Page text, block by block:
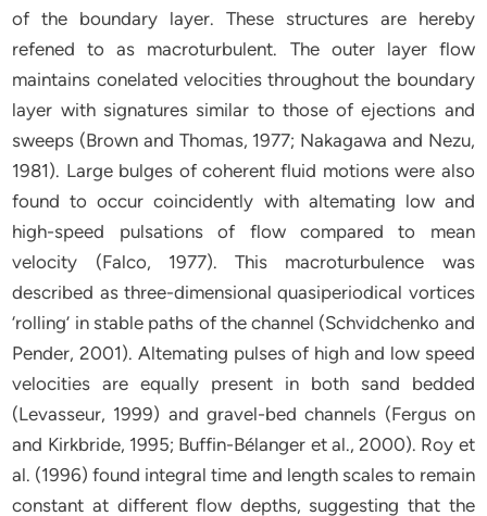
of the boundary layer. These structures are hereby
refened to as macroturbulent. The outer layer flow
maintains conelated velocities throughout the boundary
layer with signatures similar to those of ejections and
sweeps (Brown and Thomas, 1977; Nakagawa and Nezu,
1981). Large bulges of coherent fluid motions were also
found to occur coincidently with altemating low and
high-speed pulsations of flow compared to mean
velocity (Falco, 1977). This macroturbulence was
described as three-dimensional quasiperiodical vortices
‘rolling’ in stable paths of the channel (Schvidchenko and
Pender, 2001). Altemating pulses of high and low speed
velocities are equally present in both sand bedded
(Levasseur, 1999) and gravel-bed channels (Fergus on
and Kirkbride, 1995; Buffin-Bélanger et al., 2000). Roy et
al. (1996) found integral time and length scales to remain
constant at different flow depths, suggesting that the